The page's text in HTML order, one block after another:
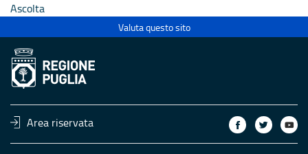
Ascolta
Valuta questo sito
Area riservata